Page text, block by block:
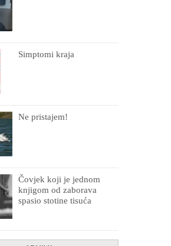
Simptomi kraja
Ne pristajem!
Čovjek koji je jednom
knjigom od zaborava
spasio stotine tisuća